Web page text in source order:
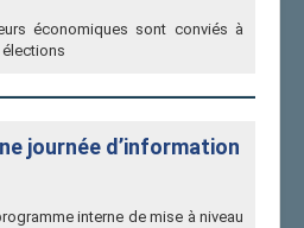
ce cas, le titulaire du registre du
un duplicata de l''extrait
demeurent valides durant
(1), à compter de la publication du
économiques sont conviés à
journée d’information
interne de mise à niveau